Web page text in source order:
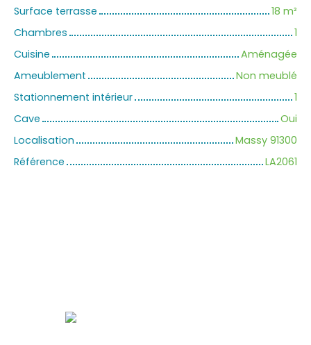
Surface terrasse
18 m²
Chambres
1
Cuisine
Aménagée
Ameublement
Non meublé
Stationnement intérieur
1
Cave
Oui
Localisation
Massy 91300
Référence
LA2061